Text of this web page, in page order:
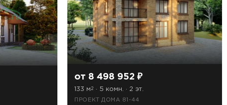
от 8 498 952 ₽
133 м2 · 5 комн. · 2 эт.
ПРОЕКТ ДОМА 81-44